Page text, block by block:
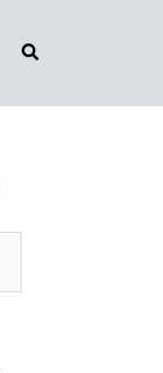
Szukaj